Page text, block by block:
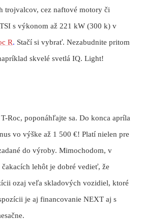
trojvalcov, cez naftové motory či
s výkonom až 221 kW (300 k) v
R. Stačí si vybrať. Nezabudnite pritom
skvelé svetlá IQ. Light!
Roc, poponáhľajte sa. Do konca apríla
vo výške až 1 500 €! Platí nielen pre
do výroby. Mimochodom, v
lehôt je dobré vedieť, že
ozaj veľa skladových vozidiel, ktoré
je aj financovanie NEXT aj s